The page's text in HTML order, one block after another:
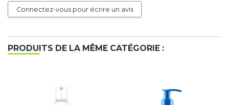
Connectez-vous pour écrire un avis
PRODUITS DE LA MÊME CATÉGORIE :